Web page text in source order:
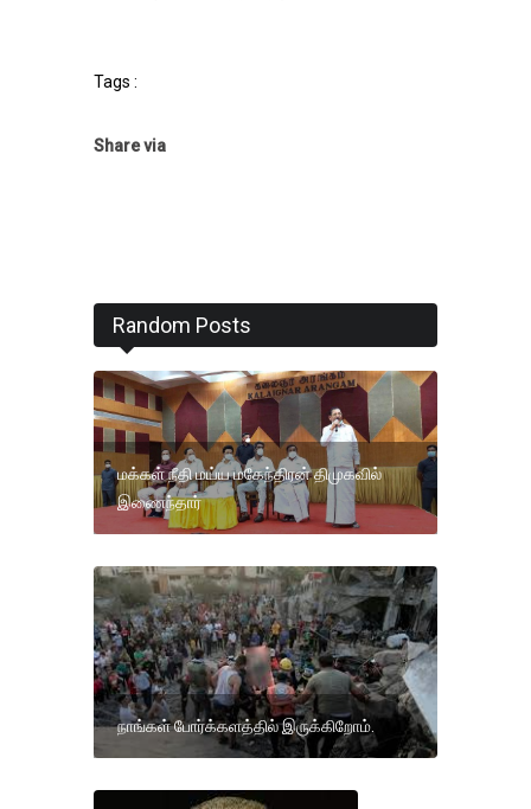
Tags :
Share via
Random Posts
மக்கள் நீதி மய்ய மகேந்திரன் திமுகவில்
இணைந்தார்
நாங்கள் போர்க்களத்தில் இருக்கிறோம்.